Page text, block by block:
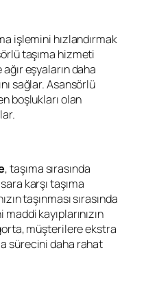
işlemini hızlandırmak
taşıma hizmeti
eşyaların daha
sağlar. Asansörlü
boşlukları olan
, taşıma sırasında
karşı taşıma
taşınması sırasında
kayıplarınızın
müşterilere ekstra
sürecini daha rahat